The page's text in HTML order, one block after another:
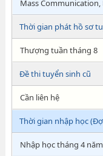
Mass
Thời gian phát hồ sơ
Thượng tuần tháng 8
Đề thi tuyển sinh cũ
Cần liên hệ
Thời gian nhập học
Nhập học tháng 4